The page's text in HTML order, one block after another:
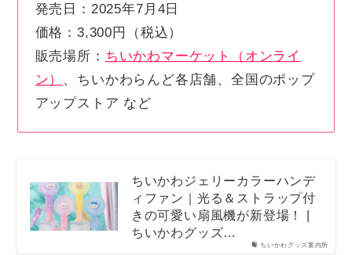
発売日：2025年7月4日
価格：3,300円（税込）
販売場所： ちいかわマーケット（オンライ
ン） 、ちいかわらんど各店舗、全国のポップ
アップストア など
ちいかわグッズ案内所
ちいかわジェリーカラーハンデ
ィファン｜光る＆ストラップ付
きの可愛い扇風機が新登場！ |
ちいかわグッズ…